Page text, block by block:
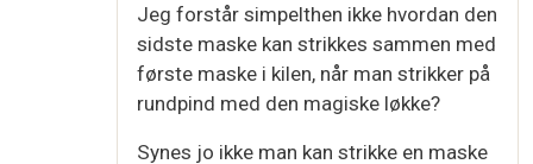
Jeg forstår simpelthen ikke hvordan den
sidste maske kan strikkes sammen med
første maske i kilen, når man strikker på
rundpind med den magiske løkke?
Synes jo ikke man kan strikke en maske